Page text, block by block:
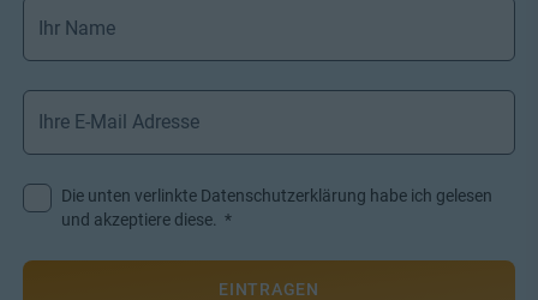
Name
*
Mail
Die unten verlinkte Datenschutzerklärung habe ich gelesen
und akzeptiere diese.
*
EINTRAGEN